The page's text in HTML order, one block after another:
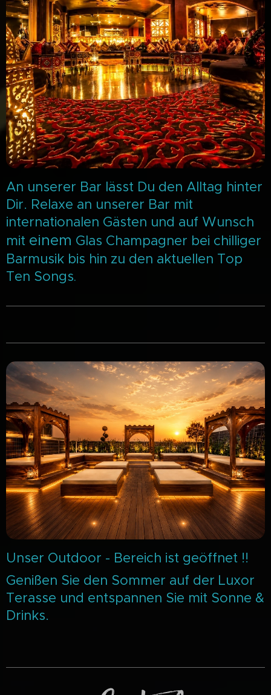
An unserer Bar lässt Du den Alltag hinter
Dir. Relaxe an unserer Bar mit
internationalen Gästen und auf Wunsch
mit einem Glas Champagner bei chilliger
Barmusik bis hin zu den aktuellen Top
Ten Songs.
Unser Outdoor - Bereich ist geöffnet !!
Genißen Sie den Sommer auf der Luxor
Terasse und entspannen Sie mit Sonne &
Drinks.